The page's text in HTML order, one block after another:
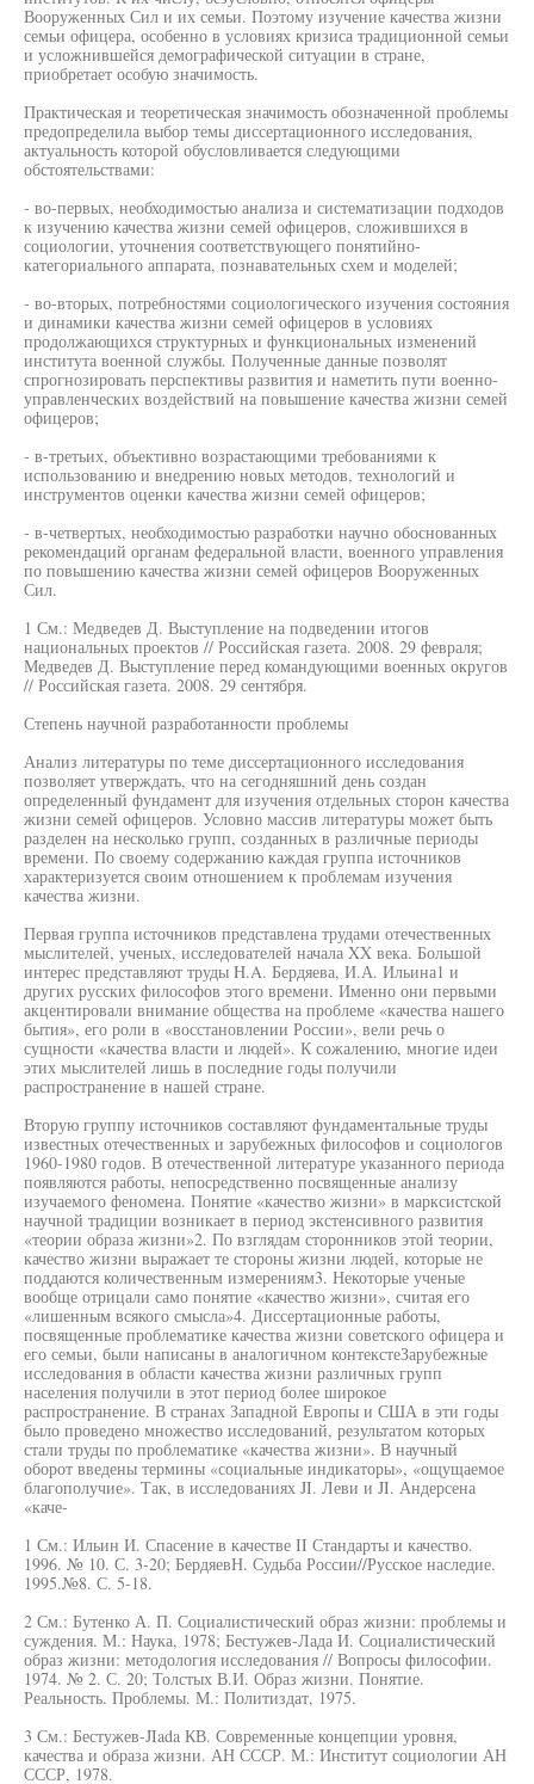
Вооруженных Сил и их семьи. Поэтому изучение качества жизни
семьи офицера, особенно в условиях кризиса традиционной семьи
и усложнившейся демографической ситуации в стране,
приобретает особую значимость.
Практическая и теоретическая значимость обозначенной проблемы
предопределила выбор темы диссертационного исследования,
актуальность которой обусловливается следующими
обстоятельствами:
- во-первых, необходимостью анализа и систематизации подходов
к изучению качества жизни семей офицеров, сложившихся в
социологии, уточнения соответствующего понятийно-
категориального аппарата, познавательных схем и моделей;
- во-вторых, потребностями социологического изучения состояния
и динамики качества жизни семей офицеров в условиях
продолжающихся структурных и функциональных изменений
института военной службы. Полученные данные позволят
спрогнозировать перспективы развития и наметить пути военно-
управленческих воздействий на повышение качества жизни семей
офицеров;
- в-третьих, объективно возрастающими требованиями к
использованию и внедрению новых методов, технологий и
инструментов оценки качества жизни семей офицеров;
- в-четвертых, необходимостью разработки научно обоснованных
рекомендаций органам федеральной власти, военного управления
по повышению качества жизни семей офицеров Вооруженных
Сил.
1 См.: Медведев Д. Выступление на подведении итогов
национальных проектов // Российская газета. 2008. 29 февраля;
Медведев Д. Выступление перед командующими военных округов
// Российская газета. 2008. 29 сентября.
Степень научной разработанности проблемы
Анализ литературы по теме диссертационного исследования
позволяет утверждать, что на сегодняшний день создан
определенный фундамент для изучения отдельных сторон качества
жизни семей офицеров. Условно массив литературы может быть
разделен на несколько групп, созданных в различные периоды
времени. По своему содержанию каждая группа источников
характеризуется своим отношением к проблемам изучения
качества жизни.
Первая группа источников представлена трудами отечественных
мыслителей, ученых, исследователей начала XX века. Большой
интерес представляют труды H.A. Бердяева, И.А. Ильина1 и
других русских философов этого времени. Именно они первыми
акцентировали внимание общества на проблеме «качества нашего
бытия», его роли в «восстановлении России», вели речь о
сущности «качества власти и людей». К сожалению, многие идеи
этих мыслителей лишь в последние годы получили
распространение в нашей стране.
Вторую группу источников составляют фундаментальные труды
известных отечественных и зарубежных философов и социологов
1960-1980 годов. В отечественной литературе указанного периода
появляются работы, непосредственно посвященные анализу
изучаемого феномена. Понятие «качество жизни» в марксистской
научной традиции возникает в период экстенсивного развития
«теории образа жизни»2. По взглядам сторонников этой теории,
качество жизни выражает те стороны жизни людей, которые не
поддаются количественным измерениям3. Некоторые ученые
вообще отрицали само понятие «качество жизни», считая его
«лишенным всякого смысла»4. Диссертационные работы,
посвященные проблематике качества жизни советского офицера и
его семьи, были написаны в аналогичном контекстеЗарубежные
исследования в области качества жизни различных групп
населения получили в этот период более широкое
распространение. В странах Западной Европы и США в эти годы
было проведено множество исследований, результатом которых
стали труды по проблематике «качества жизни». В научный
оборот введены термины «социальные индикаторы», «ощущаемое
благополучие». Так, в исследованиях JI. Леви и JI. Андерсена
«каче-
1 См.: Ильин И. Спасение в качестве II Стандарты и качество.
1996. № 10. С. 3-20; БердяевН. Судьба России//Русское наследие.
1995.№8. С. 5-18.
2 См.: Бутенко А. П. Социалистический образ жизни: проблемы и
суждения. М.: Наука, 1978; Бестужев-Лада И. Социалистический
образ жизни: методология исследования // Вопросы философии.
1974. № 2. С. 20; Толстых В.И. Образ жизни. Понятие.
Реальность. Проблемы. М.: Политиздат, 1975.
3 См.: Бестужев-JIada КВ. Современные концепции уровня,
качества и образа жизни. АН СССР. М.: Институт социологии АН
СССР, 1978.